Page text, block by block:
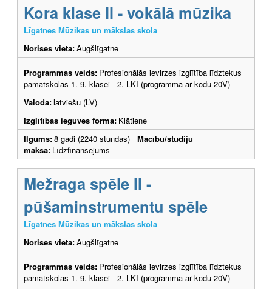
Kora klase II - vokālā mūzika
Līgatnes Mūzikas un mākslas skola
Norises vieta:Augšlīgatne
Programmas veids: Profesionālās ievirzes izglītība līdztekus
pamatskolas 1.-9. klasei - 2. LKI (programma ar kodu 20V)
Valoda:latviešu (LV)
Izglītības ieguves forma: Klātiene
Ilgums:8 gadi (2240 stundas) Mācību/studiju
maksa: Līdzfinansējums
Mežraga spēle II -
pūšaminstrumentu spēle
Līgatnes Mūzikas un mākslas skola
Norises vieta:Augšlīgatne
Programmas veids: Profesionālās ievirzes izglītība līdztekus
pamatskolas 1.-9. klasei - 2. LKI (programma ar kodu 20V)